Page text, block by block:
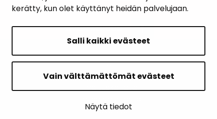
kerätty, kun olet käyttänyt heidän palvelujaan.
Salli kaikki evästeet
Vain välttämättömät evästeet
Näytä tiedot
SIVUN ALKUUN
Intranet
Saavutettavuusseloste
Ilmoituskanava
Sivukartta